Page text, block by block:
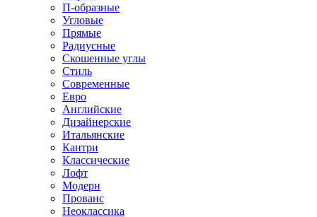
П-образные
Угловые
Прямые
Радиусные
Скошенные углы
Стиль
Современные
Евро
Английские
Дизайнерские
Итальянские
Кантри
Классические
Лофт
Модерн
Прованс
Неоклассика